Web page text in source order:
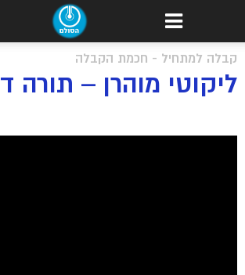
קבלה למתחיל - חכמת הקבלה
ליקוטי מוהרן – תורה ד